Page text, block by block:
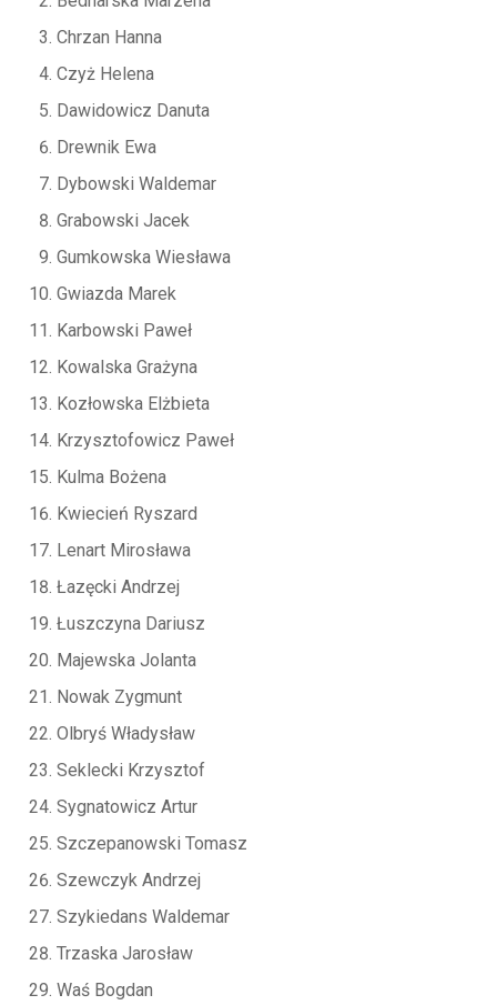
Chrzan Hanna
Czyż Helena
Dawidowicz Danuta
Drewnik Ewa
Dybowski Waldemar
Grabowski Jacek
Gumkowska Wiesława
Gwiazda Marek
Karbowski Paweł
Kowalska Grażyna
Kozłowska Elżbieta
Krzysztofowicz Paweł
Kulma Bożena
Kwiecień Ryszard
Lenart Mirosława
Łazęcki Andrzej
Łuszczyna Dariusz
Majewska Jolanta
Nowak Zygmunt
Olbryś Władysław
Seklecki Krzysztof
Sygnatowicz Artur
Szczepanowski Tomasz
Szewczyk Andrzej
Szykiedans Waldemar
Trzaska Jarosław
Waś Bogdan